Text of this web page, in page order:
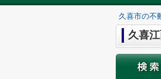
久喜市の不
久喜